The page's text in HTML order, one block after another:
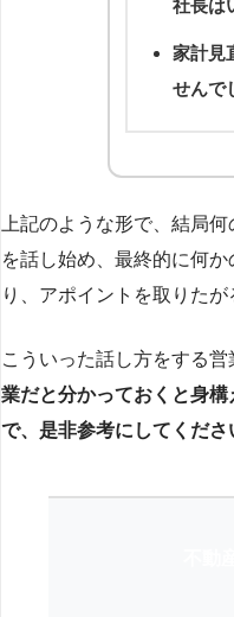
社長は
家計見
せんで
上記のような形で、結局
を話し始め、最終的に何
り、アポイントを取りたが
こういった話し方をする
業だと分かっておくと身
で、是非参考にしてくださ